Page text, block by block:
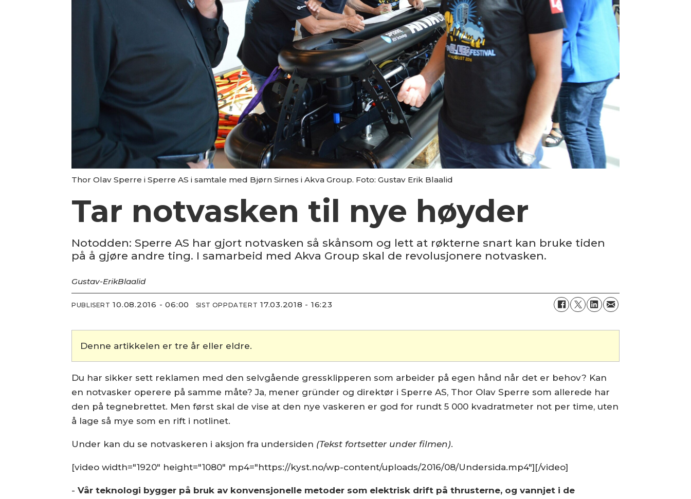
Thor Olav Sperre i Sperre AS i samtale med Bjørn Sirnes i Akva Group. Foto: Gustav Erik Blaalid
Tar notvasken til nye høyder
Notodden: Sperre AS har gjort notvasken så skånsom og lett at røkterne snart kan bruke tiden
på å gjøre andre ting. I samarbeid med Akva Group skal de revolusjonere notvasken.
Gustav-ErikBlaalid
PUBLISERT 10.08.2016 - 06:00 SIST OPPDATERT 17.03.2018 - 16:23
Denne artikkelen er tre år eller eldre.
Du har sikker sett reklamen med den selvgående gressklipperen som arbeider på egen hånd når det er behov? Kan
en notvasker operere på samme måte? Ja, mener gründer og direktør i Sperre AS, Thor Olav Sperre som allerede har
den på tegnebrettet. Men først skal de vise at den nye vaskeren er god for rundt 5 000 kvadratmeter not per time, uten
å lage så mye som en rift i notlinet.
Under kan du se notvaskeren i aksjon fra undersiden (Tekst fortsetter under filmen).
[video width="1920" height="1080" mp4="https://kyst.no/wp-content/uploads/2016/08/Undersida.mp4"][/video]
- Vår teknologi bygger på bruk av konvensjonelle metoder som elektrisk drift på thrusterne, og vannjet i de